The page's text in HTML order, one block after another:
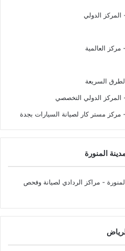
المركز الدولي
- مركز العالمية
السريعة
المركز الدولي التخصصي
- مركز مستر كار لصيانة السيارات بجدة
المنورة
- مراكز الردادي لصيانة وفحص